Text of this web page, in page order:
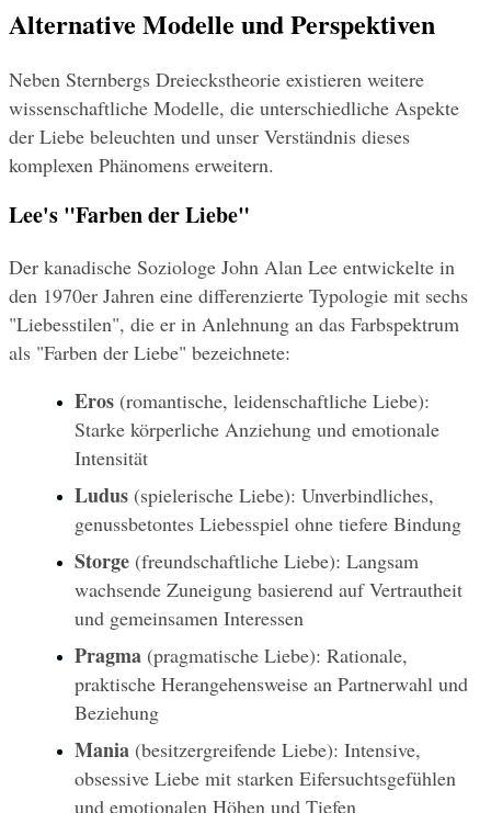
Alternative Modelle und Perspektiven
Neben Sternbergs Dreieckstheorie existieren weitere
wissenschaftliche Modelle, die unterschiedliche Aspekte
der Liebe beleuchten und unser Verständnis dieses
komplexen Phänomens erweitern.
Lee's "Farben der Liebe"
Der kanadische Soziologe John Alan Lee entwickelte in
den 1970er Jahren eine differenzierte Typologie mit sechs
"Liebesstilen", die er in Anlehnung an das Farbspektrum
als "Farben der Liebe" bezeichnete:
Eros (romantische, leidenschaftliche Liebe):
Starke körperliche Anziehung und emotionale
Intensität
Ludus (spielerische Liebe): Unverbindliches,
genussbetontes Liebesspiel ohne tiefere Bindung
Storge (freundschaftliche Liebe): Langsam
wachsende Zuneigung basierend auf Vertrautheit
und gemeinsamen Interessen
Pragma (pragmatische Liebe): Rationale,
praktische Herangehensweise an Partnerwahl und
Beziehung
Mania (besitzergreifende Liebe): Intensive,
obsessive Liebe mit starken Eifersuchtsgefühlen
und emotionalen Höhen und Tiefen